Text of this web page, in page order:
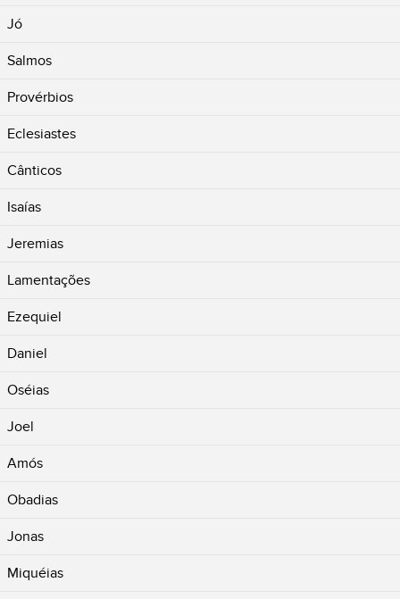
Jó
Salmos
Provérbios
Eclesiastes
Cânticos
Isaías
Jeremias
Lamentações
Ezequiel
Daniel
Oséias
Joel
Amós
Obadias
Jonas
Miquéias